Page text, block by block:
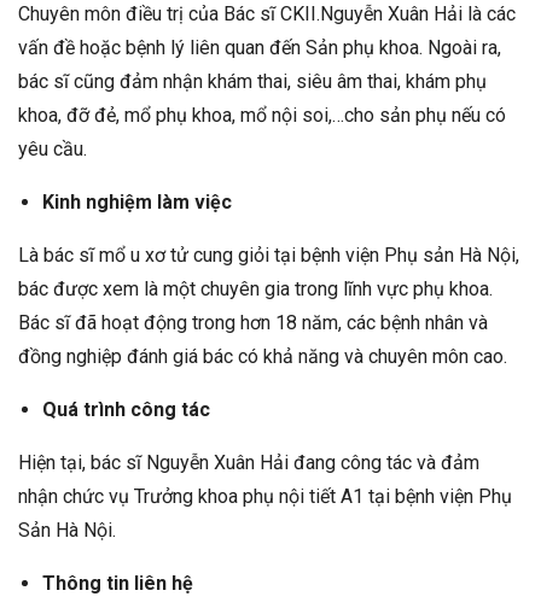
Chuyên môn điều trị của Bác sĩ CKII.Nguyễn Xuân Hải là các
vấn đề hoặc bệnh lý liên quan đến Sản phụ khoa. Ngoài ra,
bác sĩ cũng đảm nhận khám thai, siêu âm thai, khám phụ
khoa, đỡ đẻ, mổ phụ khoa, mổ nội soi,…cho sản phụ nếu có
yêu cầu.
Kinh nghiệm làm việc
Là bác sĩ mổ u xơ tử cung giỏi tại bệnh viện Phụ sản Hà Nội,
bác được xem là một chuyên gia trong lĩnh vực phụ khoa.
Bác sĩ đã hoạt động trong hơn 18 năm, các bệnh nhân và
đồng nghiệp đánh giá bác có khả năng và chuyên môn cao.
Quá trình công tác
Hiện tại, bác sĩ Nguyễn Xuân Hải đang công tác và đảm
nhận chức vụ Trưởng khoa phụ nội tiết A1 tại bệnh viện Phụ
Sản Hà Nội.
Thông tin liên hệ